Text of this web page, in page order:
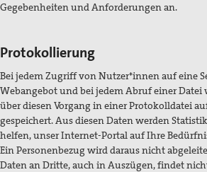
Gegebenheiten und Anforderungen an.
Protokollierung
Bei jedem Zugriff von Nutzer*innen auf eine
Webangebot und bei jedem Abruf einer Datei
über diesen Vorgang in einer Protokolldatei
gespeichert. Aus diesen Daten werden
helfen, unser Internet-Portal auf Ihre
Ein Personenbezug wird daraus nicht
Daten an Dritte, auch in Auszügen, findet